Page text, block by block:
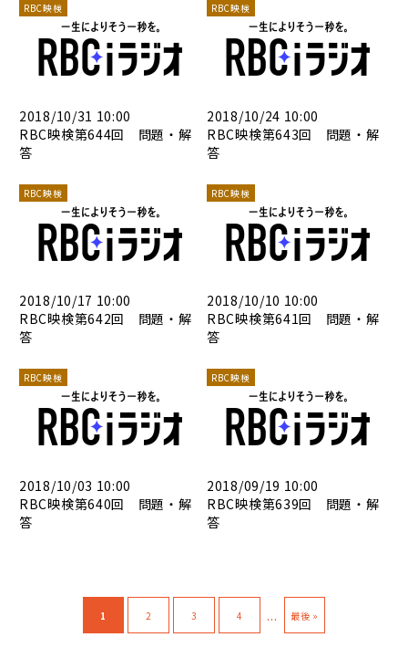
RBC映検
2018/10/31 10:00
RBC映検第644回 問題・解
答
RBC映検
2018/10/24 10:00
RBC映検第643回 問題・解
答
RBC映検
2018/10/17 10:00
RBC映検第642回 問題・解
答
RBC映検
2018/10/10 10:00
RBC映検第641回 問題・解
答
RBC映検
2018/10/03 10:00
RBC映検第640回 問題・解
答
RBC映検
2018/09/19 10:00
RBC映検第639回 問題・解
答
1 2 3 4 ... 最後 »